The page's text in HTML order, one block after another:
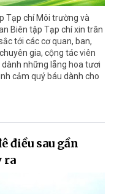
Tạp chí Môi trường và
Biên tập Tạp chí xin trân
tới các cơ quan, ban,
gia, cộng tác viên
những lẵng hoa tươi
cảm quý báu dành cho
điều sau gần
ra